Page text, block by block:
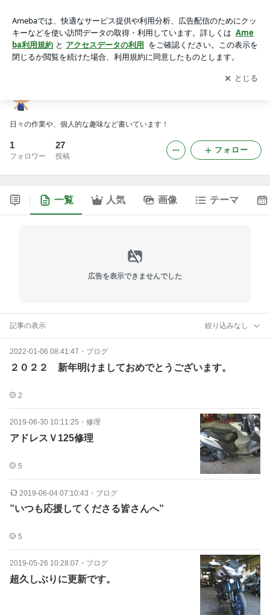
アプリをダウンロードして ブログの更新通知
を受け取りまし
ょう。
開く
日々の作業や、個人的な趣味など書いています！
1
フォロワー
27
投稿
フォロー
一覧 人気 画像 テーマ
広告を表示できませんでした
記事の表示 絞り込みなし
2022-01-06 08:41:47 ・ ブログ
２０２２ 新年明けましておめでとうございます。
2
2019-06-30 10:11:25 ・ 修理
アドレスＶ125修理
5
2019-06-04 07:10:43 ・ ブログ
”いつも応援してくださる皆さんへ”
5
2019-05-26 10:28:07 ・ ブログ
超久しぶりに更新です。